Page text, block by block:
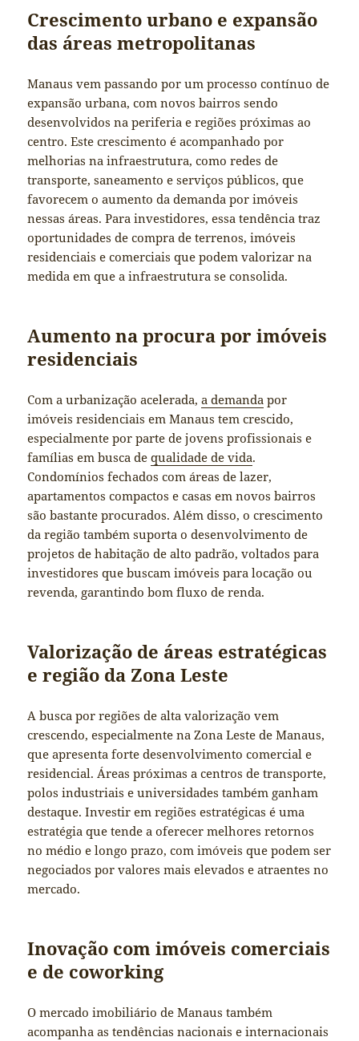
Crescimento urbano e expansão
das áreas metropolitanas
Manaus vem passando por um processo contínuo de
expansão urbana, com novos bairros sendo
desenvolvidos na periferia e regiões próximas ao
centro. Este crescimento é acompanhado por
melhorias na infraestrutura, como redes de
transporte, saneamento e serviços públicos, que
favorecem o aumento da demanda por imóveis
nessas áreas. Para investidores, essa tendência traz
oportunidades de compra de terrenos, imóveis
residenciais e comerciais que podem valorizar na
medida em que a infraestrutura se consolida.
Aumento na procura por imóveis
residenciais
Com a urbanização acelerada,a demanda por
imóveis residenciais em Manaus tem crescido,
especialmente por parte de jovens profissionais e
famílias em busca dequalidade de vida.
Condomínios fechados com áreas de lazer,
apartamentos compactos e casas em novos bairros
são bastante procurados. Além disso, o crescimento
da região também suporta o desenvolvimento de
projetos de habitação de alto padrão, voltados para
investidores que buscam imóveis para locação ou
revenda, garantindo bom fluxo de renda.
Valorização de áreas estratégicas
e região da Zona Leste
A busca por regiões de alta valorização vem
crescendo, especialmente na Zona Leste de Manaus,
que apresenta forte desenvolvimento comercial e
residencial. Áreas próximas a centros de transporte,
polos industriais e universidades também ganham
destaque. Investir em regiões estratégicas é uma
estratégia que tende a oferecer melhores retornos
no médio e longo prazo, com imóveis que podem ser
negociados por valores mais elevados e atraentes no
mercado.
Inovação com imóveis comerciais
e de coworking
O mercado imobiliário de Manaus também
acompanha as tendências nacionais e internacionais